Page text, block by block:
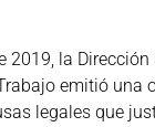
2019, la
emitió una
legales que